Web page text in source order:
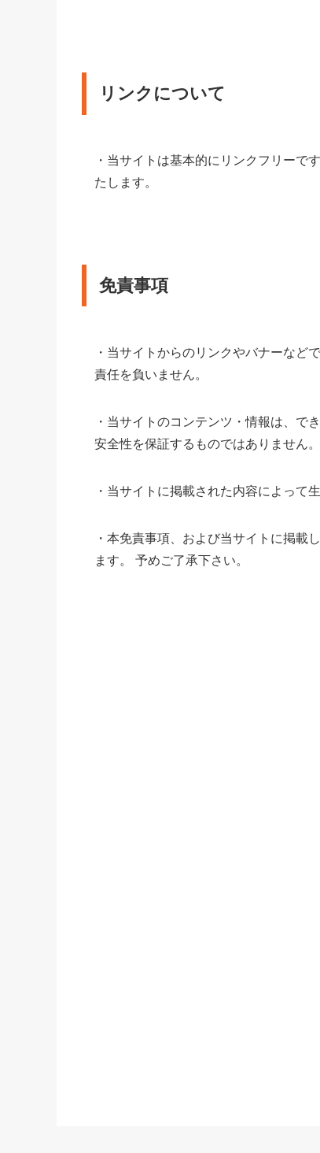
リンクについて
・当サイトは基本的にリンクフリーで
たします。
免責事項
・当サイトからのリンクやバナーなど
責任を負いません。
・当サイトのコンテンツ・情報は、で
安全性を保証するものではありません
・当サイトに掲載された内容によって
・本免責事項、および当サイトに掲載
ます。 予めご了承下さい。